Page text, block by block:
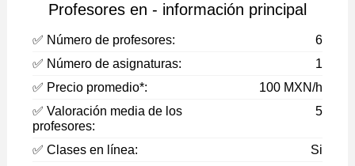
Profesores en - información principal
✅ Número de profesores:
6
✅ Número de asignaturas:
1
✅ Precio promedio*:
100 MXN/h
✅ Valoración media de los
profesores:
5
✅ Clases en línea:
Si